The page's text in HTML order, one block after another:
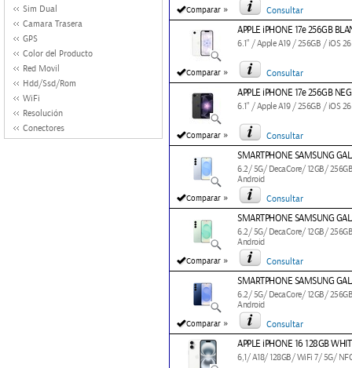
Sim Dual
Camara Trasera
GPS
Color del Producto
Red Movil
Hdd/Ssd/Rom
WiFi
Resolución
Conectores
Comparar » Consultar
Comparar »
APPLE iPHONE 17e 256GB
6.1" / Apple A19 / 256GB / iOS
Consultar
Comparar »
APPLE iPHONE 17e 256GB
6.1" / Apple A19 / 256GB / iOS
Consultar
Comparar »
SMARTPHONE SAMSUNG
6.2/ 5G/ DecaCore/ 12GB/
Android
Consultar
Comparar »
SMARTPHONE SAMSUNG
6.2/ 5G/ DecaCore/ 12GB/
Android
Consultar
Comparar »
SMARTPHONE SAMSUNG
6.2/ 5G/ DecaCore/ 12GB/
Android
Consultar
APPLE iPHONE 16 128GB
6,1/ A18/ 128GB/ WiFi 7/ 5G/